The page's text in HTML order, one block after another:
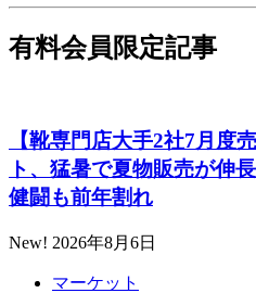
有料会員限定記事
【靴専門店大手2社7月度
ト、猛暑で夏物販売が
健闘も前年割れ
New! 2026年8月6日
マーケット